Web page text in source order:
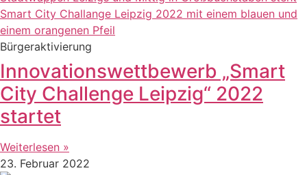
Bürgeraktivierung
Innovationswettbewerb „Smart
City Challenge Leipzig“ 2022
startet
Weiterlesen »
23. Februar 2022